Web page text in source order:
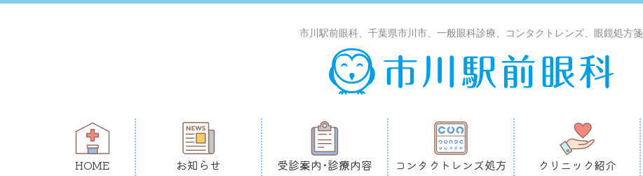
市川駅前眼科、千葉県市川市、一般眼科診療、コンタクトレンズ、眼鏡処方箋
HOME お知らせ 受診案内･診療内容 コンタクトレンズ処方 クリニック紹介